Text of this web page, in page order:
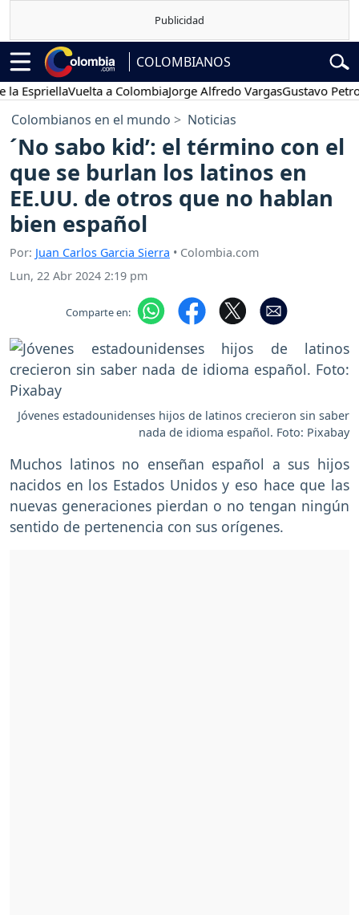
COLOMBIANOS
Vuelta a ColombiaJorge Alfredo VargasGustavo Petro
Colombianos en el mundo Noticias
´No sabo kid’: el término con el
que se burlan los latinos en
EE.UU. de otros que no hablan
bien español
Por: Juan Carlos Garcia Sierra • Colombia.com
Lun, 22 Abr 2024 2:19 pm
Comparte en:
Jóvenes estadounidenses hijos de latinos crecieron sin saber
nada de idioma español. Foto: Pixabay
Muchos latinos no enseñan español a sus hijos
nacidos en los Estados Unidos y eso hace que las
nuevas generaciones pierdan o no tengan ningún
sentido de pertenencia con sus orígenes.